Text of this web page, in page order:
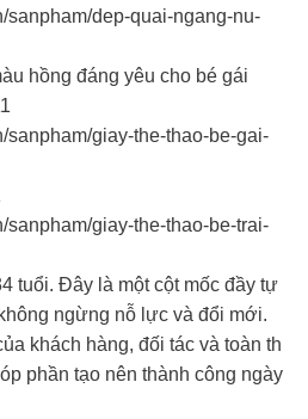
sanpham/dep-quai-ngang-nu-
hồng đáng yêu cho bé gái
sanpham/giay-the-thao-be-gai-
sanpham/giay-the-thao-be-trai-
tuổi. Đây là một cột mốc đầy tự
ngừng nỗ lực và đổi mới.
khách hàng, đối tác và toàn th
phần tạo nên thành công ngày